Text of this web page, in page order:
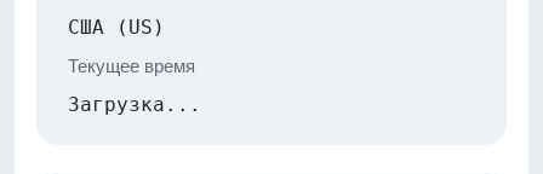
США (US)
Текущее время
Загрузка...